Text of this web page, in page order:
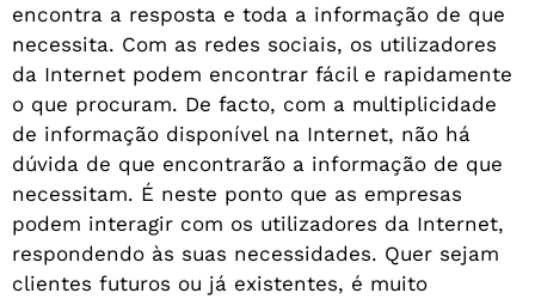
encontra a resposta e toda a informação de que
necessita. Com as redes sociais, os utilizadores
da Internet podem encontrar fácil e rapidamente
o que procuram. De facto, com a multiplicidade
de informação disponível na Internet, não há
dúvida de que encontrarão a informação de que
necessitam. É neste ponto que as empresas
podem interagir com os utilizadores da Internet,
respondendo às suas necessidades. Quer sejam
clientes futuros ou já existentes, é muito